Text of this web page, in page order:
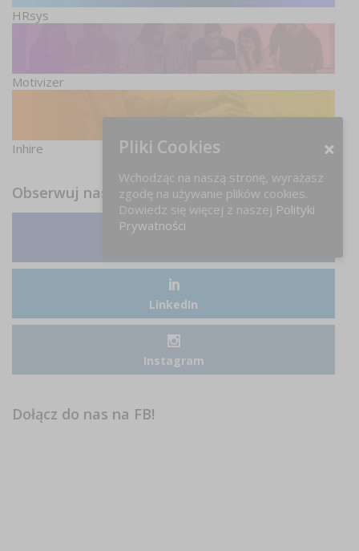
HRsys
Motivizer
Inhire
Obserwuj nas
LinkedIn
Instagram
Dołącz do nas na FB!
Pliki Cookies
Wchodząc na naszą stronę, wyrażasz
zgodę na używanie plików cookies.
Dowiedz się więcej z naszej Polityki
Prywatności